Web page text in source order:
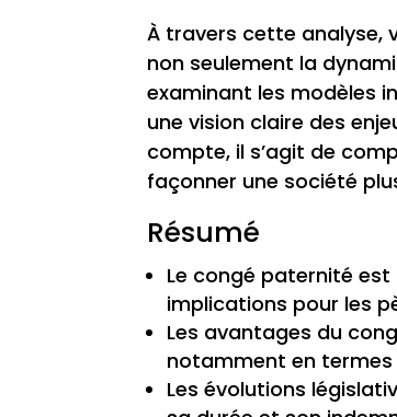
À travers cette analyse,
non seulement la
examinant les modèles
une vision claire des
compte, il s’agit de
façonner une société
Résumé
Le congé paternité
implications pour les
Les avantages du
notamment en
Les évolutions